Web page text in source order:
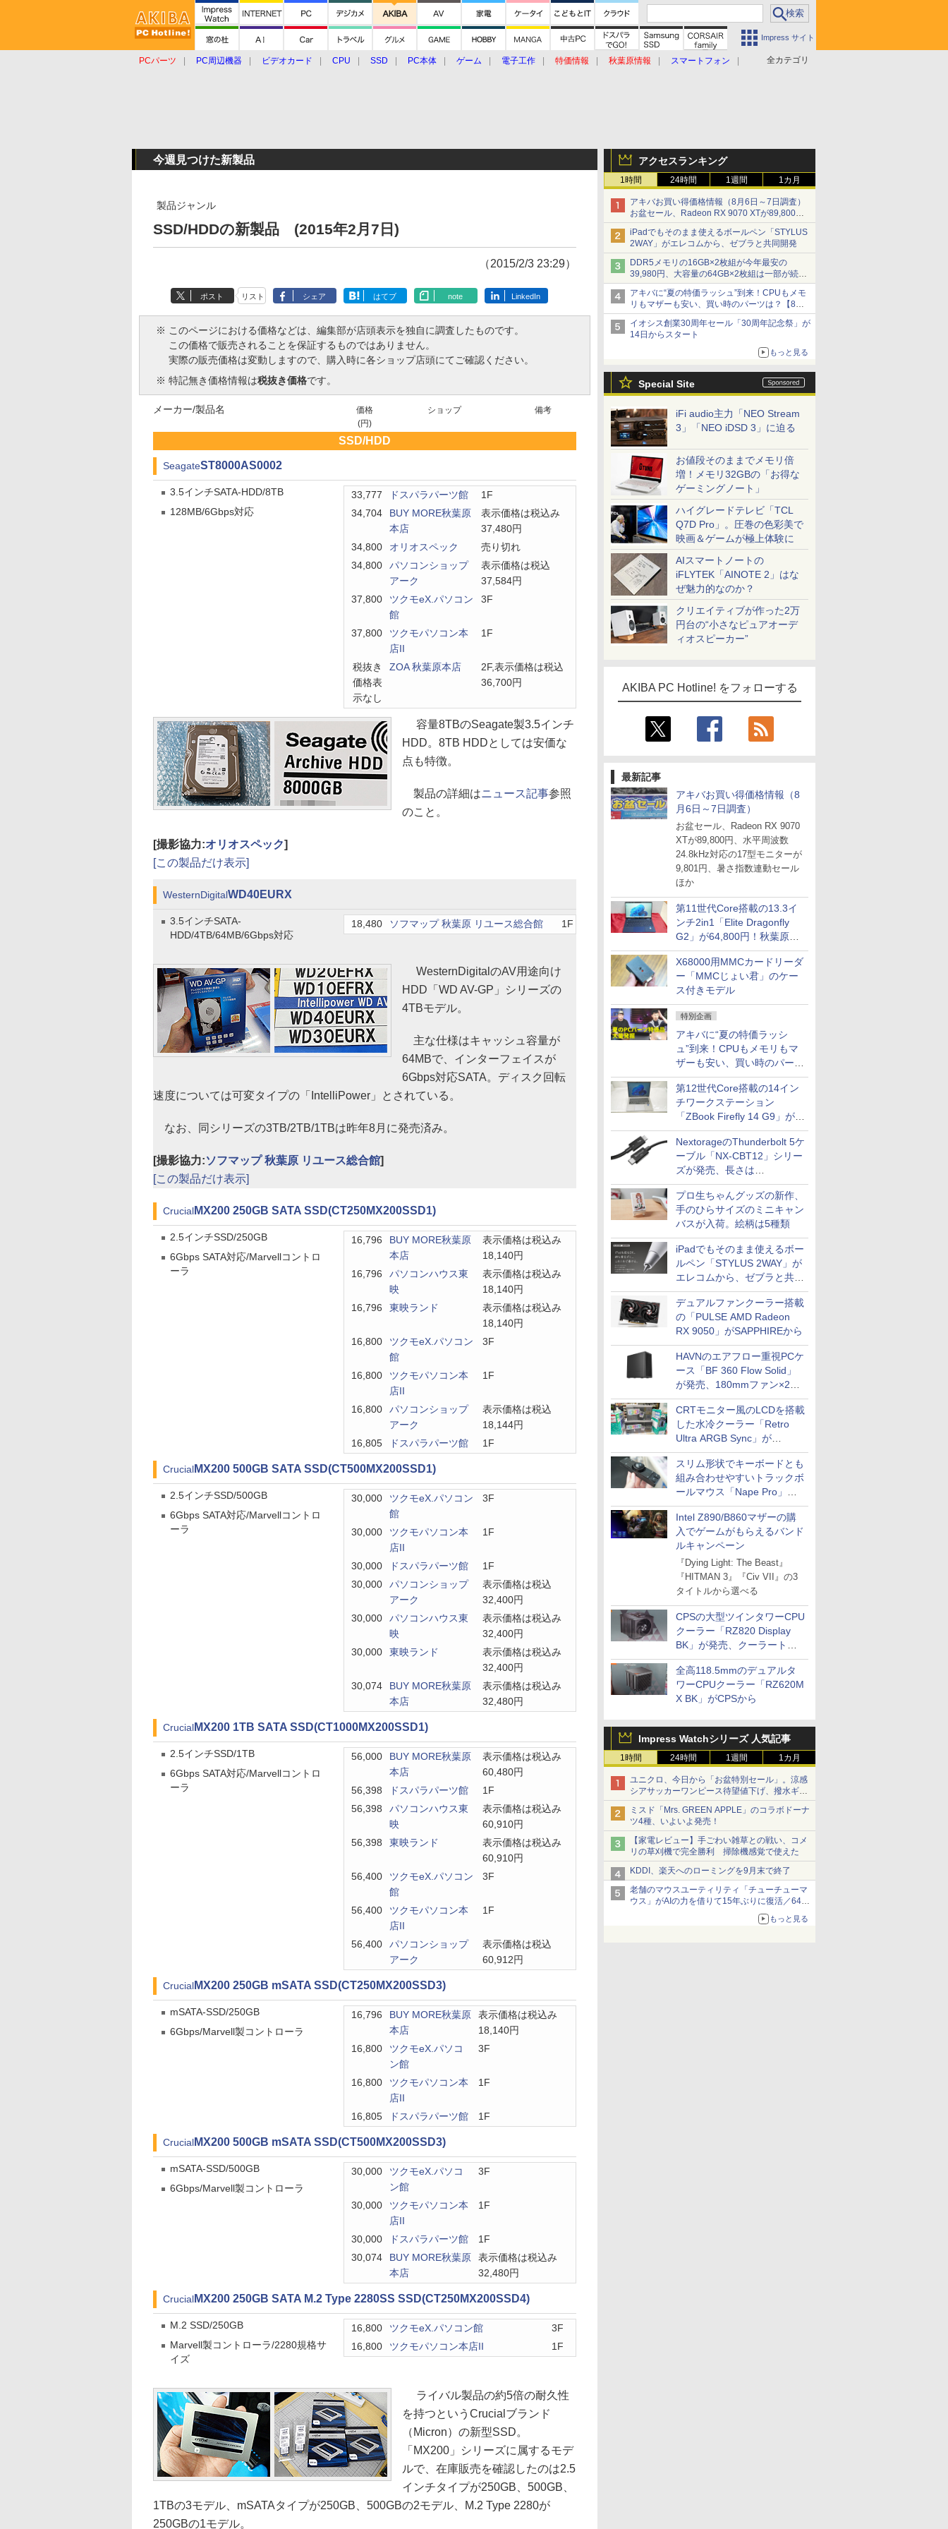
Impress サイト
全カテゴリ
PCパーツ PC周辺機器 ビデオカード CPU SSD PC本体 ゲーム 電子工作 特価情報 秋葉原情報
スマートフォン
アクセスランキング
1時間 24時間 1週間 1カ月
アキバお買い得価格情報（8月6日～7日調査）
お盆セール、Radeon RX 9070 XTが89,800
円、水平周波数24.8kHz対応の17型モニターが
9,801円、暑さ指数連動セール ほか
iPadでもそのまま使えるボールペン「STYLUS
2WAY」がエレコムから、ゼブラと共同開発
DDR5メモリの16GB×2枚組が今年最安の
39,980円、大容量の64GB×2枚組は一部が続騰
[8月前半のメモリ価格]
アキバに“夏の特価ラッシュ”到来！CPUもメモ
リもマザーも安い、買い時のパーツは？【8月7
日(金)22時配信】
イオシス創業30周年セール「30周年記念祭」が
14日からスタート
もっと見る
Special Site
iFi audio主力「NEO Stream
3」「NEO iDSD 3」に迫る
お値段そのままでメモリ倍
増！メモリ32GBの「お得な
ゲーミングノート」
ハイグレードテレビ「TCL
Q7D Pro」。圧巻の色彩美で
映画＆ゲームが極上体験に
AIスマートノートの
iFLYTEK「AINOTE 2」はな
ぜ魅力的なのか？
クリエイティブが作った2万
円台の“小さなピュアオーデ
ィオスピーカー”
AKIBA PC Hotline! をフォローする
最新記事
アキバお買い得価格情報（8
月6日～7日調査）
お盆セール、Radeon RX 9070
XTが89,800円、水平周波数
24.8kHz対応の17型モニターが
9,801円、暑さ指数連動セール
ほか
第11世代Core搭載の13.3イ
ンチ2in1「Elite Dragonfly
G2」が64,800円！秋葉原で
中古PCセール
X68000用MMCカードリーダ
ー「MMCじょい君」のケー
ス付きモデル
特別企画
アキバに“夏の特価ラッシ
ュ”到来！CPUもメモリもマ
ザーも安い、買い時のパーツ
は？【8月7日(金)22時配信】
第12世代Core搭載の14イン
チワークステーション
「ZBook Firefly 14 G9」が
79,800円！秋葉原で中古PC
セール
NextorageのThunderbolt 5ケ
ーブル「NX-CBT12」シリー
ズが発売、長さは
30cm/50cm/1mの3種類
プロ生ちゃんグッズの新作、
手のひらサイズのミニキャン
バスが入荷。絵柄は5種類
iPadでもそのまま使えるボー
ルペン「STYLUS 2WAY」が
エレコムから、ゼブラと共同
開発
デュアルファンクーラー搭載
の「PULSE AMD Radeon
RX 9050」がSAPPHIREから
HAVNのエアフロー重視PCケ
ース「BF 360 Flow Solid」
が発売、180mmファン×2搭
載
CRTモニター風のLCDを搭載
した水冷クーラー「Retro
Ultra ARGB Sync」が
Thermaltakeから
スリム形状でキーボードとも
組み合わせやすいトラックボ
ールマウス「Nape Pro」が
Keychronから
Intel Z890/B860マザーの購
入でゲームがもらえるバンド
ルキャンペーン
『Dying Light: The Beast』
『HITMAN 3』『Civ VII』の3
タイトルから選べる
CPSの大型ツインタワーCPU
クーラー「RZ820 Display
BK」が発売、クーラートッ
プに5インチ液晶搭載
全高118.5mmのデュアルタ
ワーCPUクーラー「RZ620M
X BK」がCPSから
Impress Watchシリーズ 人気記事
1時間 24時間 1週間 1カ月
ユニクロ、今日から「お盆特別セール」。涼感
シアサッカーワンピース待望値下げ、撥水ギア
ショーツは1990円に
ミスド「Mrs. GREEN APPLE」のコラボドーナ
ツ4種、いよいよ発売！
【家電レビュー】手ごわい雑草との戦い、コメ
リの草刈機で完全勝利 掃除機感覚で使えた
KDDI、楽天へのローミングを9月末で終了
老舗のマウスユーティリティ「チューチューマ
ウス」がAIの力を借りて15年ぶりに復活／64bit
化、Windows 10/11、「Chrome」も走り回
る。復活記念で2026年末まで500円
もっと見る
今週見つけた新製品
製品ジャンル
SSD/HDDの新製品 (2015年2月7日)
（2015/2/3 23:29）
ポスト リスト シェア はてブ note LinkedIn
※ このページにおける価格などは、編集部が店頭表示を独自に調査したものです。
この価格で販売されることを保証するものではありません。
実際の販売価格は変動しますので、購入時に各ショップ店頭にてご確認ください。
※ 特記無き価格情報は税抜き価格です。
価格
(円)
ショップ 備考
メーカー/製品名
SSD/HDD
SeagateST8000AS0002
3.5インチSATA-HDD/8TB
128MB/6Gbps対応
33,777 ドスパラパーツ館
1F
34,704
BUY MORE秋葉原
本店
表示価格は税込み
37,480円
34,800
オリオスペック
売り切れ
34,800
パソコンショップ
アーク
表示価格は税込
37,584円
37,800
ツクモeX.パソコン
館
3F
37,800
ツクモパソコン本
店II
1F
税抜き
価格表
示なし
ZOA 秋葉原本店
2F,表示価格は税込
36,700円
容量8TBのSeagate製3.5インチ
HDD。8TB HDDとしては安価な
点も特徴。
製品の詳細はニュース記事参照
のこと。
[撮影協力:オリオスペック]
[この製品だけ表示]
WesternDigital WD40EURX
3.5インチSATA-
HDD/4TB/64MB/6Gbps対応
18,480 ソフマップ 秋葉原 リユース総合館 1F
WesternDigitalのAV用途向け
HDD「WD AV-GP」シリーズの
4TBモデル。
主な仕様はキャッシュ容量が
64MBで、インターフェイスが
6Gbps対応SATA。ディスク回転
速度については可変タイプの「IntelliPower」とされている。
なお、同シリーズの3TB/2TB/1TBは昨年8月に発売済み。
[撮影協力:ソフマップ 秋葉原 リユース総合館]
[この製品だけ表示]
Crucial MX200 250GB SATA SSD(CT250MX200SSD1)
2.5インチSSD/250GB
6Gbps SATA対応/Marvellコントロ
ーラ
16,796
BUY MORE秋葉原
本店
表示価格は税込み
18,140円
16,796
パソコンハウス東
映
表示価格は税込み
18,140円
16,796
東映ランド
表示価格は税込み
18,140円
16,800
ツクモeX.パソコン
館
3F
16,800
ツクモパソコン本
店II
1F
16,800
パソコンショップ
アーク
表示価格は税込
18,144円
16,805
ドスパラパーツ館 1F
Crucial MX200 500GB SATA SSD(CT500MX200SSD1)
2.5インチSSD/500GB
6Gbps SATA対応/Marvellコントロ
ーラ
30,000
ツクモeX.パソコン
館
3F
30,000
ツクモパソコン本
店II
1F
30,000 ドスパラパーツ館
1F
30,000
パソコンショップ
アーク
表示価格は税込
32,400円
30,000
パソコンハウス東
映
表示価格は税込み
32,400円
30,000
東映ランド
表示価格は税込み
32,400円
30,074
BUY MORE秋葉原
本店
表示価格は税込み
32,480円
Crucial MX200 1TB SATA SSD(CT1000MX200SSD1)
2.5インチSSD/1TB
6Gbps SATA対応/Marvellコントロ
ーラ
56,000
BUY MORE秋葉原
本店
表示価格は税込み
60,480円
56,398
ドスパラパーツ館
1F
56,398
パソコンハウス東
映
表示価格は税込み
60,910円
56,398
東映ランド
表示価格は税込み
60,910円
56,400
ツクモeX.パソコン
館
3F
56,400
ツクモパソコン本
店II
1F
56,400
パソコンショップ
アーク
表示価格は税込
60,912円
Crucial MX200 250GB mSATA SSD(CT250MX200SSD3)
mSATA-SSD/250GB
6Gbps/Marvell製コントローラ
16,796
BUY MORE秋葉原
本店
表示価格は税込み
18,140円
16,800
ツクモeX.パソコ
ン館
3F
16,800
ツクモパソコン本
店II
1F
16,805 ドスパラパーツ館 1F
Crucial MX200 500GB mSATA SSD(CT500MX200SSD3)
mSATA-SSD/500GB
6Gbps/Marvell製コントローラ
30,000
ツクモeX.パソコ
ン館
3F
30,000
ツクモパソコン本
店II
1F
30,000 ドスパラパーツ館
1F
30,074
BUY MORE秋葉原
本店
表示価格は税込み
32,480円
Crucial MX200 250GB SATA M.2 Type 2280SS SSD(CT250MX200SSD4)
M.2 SSD/250GB
Marvell製コントローラ/2280規格サ
イズ
16,800 ツクモeX.パソコン館
3F
16,800
ツクモパソコン本店II 1F
ライバル製品の約5倍の耐久性
を持つというCrucialブランド
（Micron）の新型SSD。
「MX200」シリーズに属するモデ
ルで、在庫販売を確認したのは2.5
インチタイプが250GB、500GB、
1TBの3モデル、mSATAタイプが250GB、500GBの2モデル、M.2 Type 2280が
250GBの1モデル。